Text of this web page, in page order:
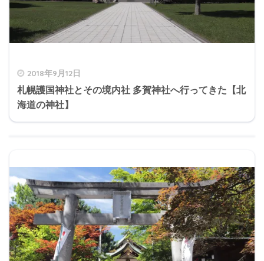
2018年9月12日
札幌護国神社とその境内社 多賀神社へ行ってきた【北
海道の神社】